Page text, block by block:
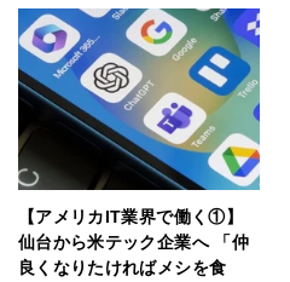
【アメリカIT業界で働く①】
仙台から米テック企業へ 「仲
良くなりたければメシを食